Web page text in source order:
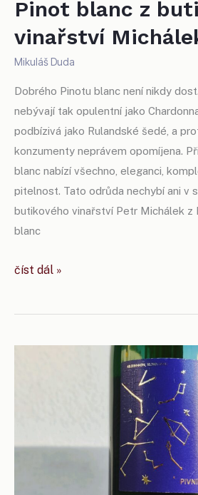
Pinot blanc z
vinařství
Mikuláš Duda
Dobrého Pinotu blanc není nikdy
nebývají tak opulentní jako
podbízivá jako Rulandské šedé, a
konzumenty neprávem opomíjena.
blanc nabízí všechno, eleganci,
pitelnost. Tato odrůda nechybí ani v
butikového vinařství Petr Michálek z
blanc
pinot
michálek
číst dál »